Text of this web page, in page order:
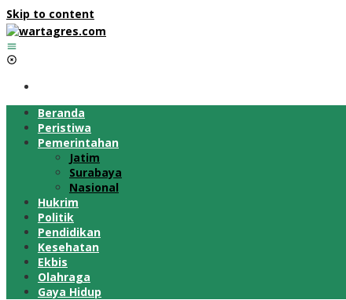
Skip to content
Beranda
Peristiwa
Pemerintahan
Jatim
Surabaya
Nasional
Hukrim
Politik
Pendidikan
Kesehatan
Ekbis
Olahraga
Gaya Hidup